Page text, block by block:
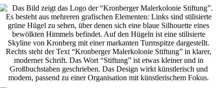
Zum
Inhalt
springen